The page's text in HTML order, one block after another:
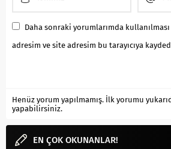
Daha sonraki yorumlarımda
adresim ve site adresim bu tarayıcıya
Henüz yorum yapılmamış. İlk yorumu
yapabilirsiniz.
EN ÇOK OKUNANLAR!